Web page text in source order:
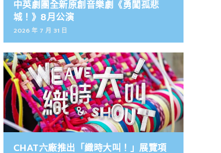
中英劇團全新原創音樂劇《勇闖孤悲
城！》8月公演
2026 年 7 月 31 日
CHAT六廠推出「織時大叫！」展覽項